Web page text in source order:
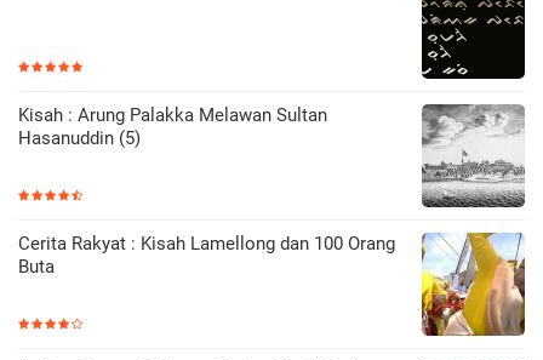
Kisah : Arung Palakka Melawan Sultan
Hasanuddin (5)
Cerita Rakyat : Kisah Lamellong dan 100 Orang
Buta